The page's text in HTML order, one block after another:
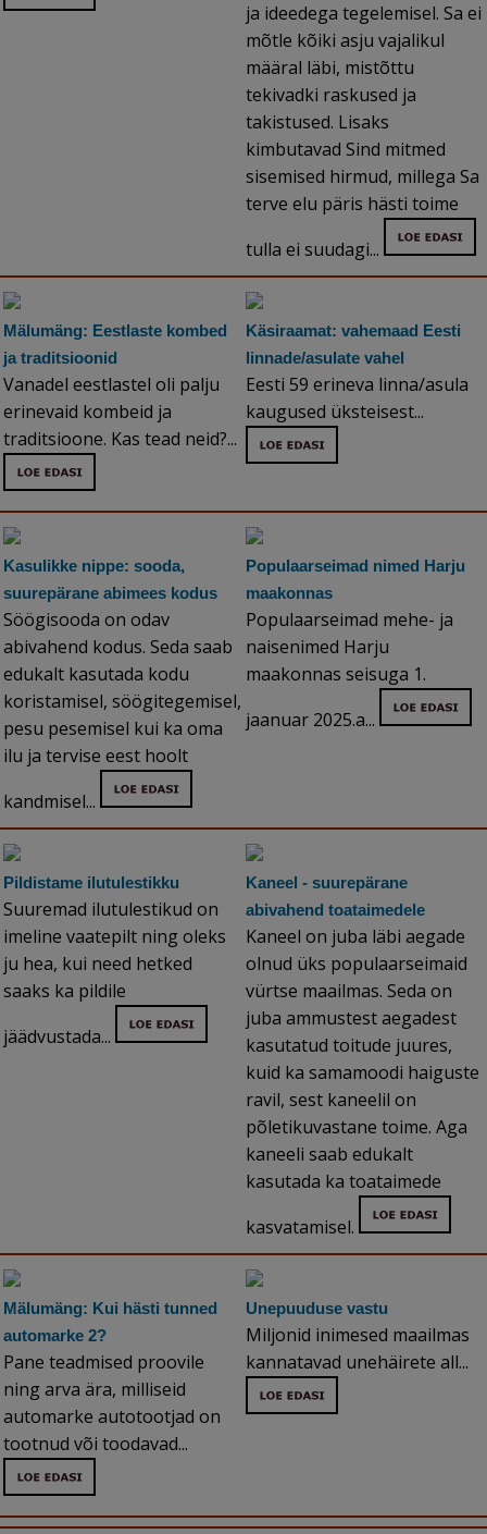
ja ideedega tegelemisel. Sa ei
mõtle kõiki asju vajalikul
määral läbi, mistõttu
tekivadki raskused ja
takistused. Lisaks
kimbutavad Sind mitmed
sisemised hirmud, millega Sa
terve elu päris hästi toime
tulla ei suudagi...
Mälumäng: Eestlaste kombed
ja traditsioonid
Vanadel eestlastel oli palju
erinevaid kombeid ja
traditsioone. Kas tead neid?...
Käsiraamat: vahemaad Eesti
linnade/asulate vahel
Eesti 59 erineva linna/asula
kaugused üksteisest...
Kasulikke nippe: sooda,
suurepärane abimees kodus
Söögisooda on odav
abivahend kodus. Seda saab
edukalt kasutada kodu
koristamisel, söögitegemisel,
pesu pesemisel kui ka oma
ilu ja tervise eest hoolt
kandmisel...
Populaarseimad nimed Harju
maakonnas
Populaarseimad mehe- ja
naisenimed Harju
maakonnas seisuga 1.
jaanuar 2025.a...
Pildistame ilutulestikku
Suuremad ilutulestikud on
imeline vaatepilt ning oleks
ju hea, kui need hetked
saaks ka pildile
jäädvustada...
Kaneel - suurepärane
abivahend toataimedele
Kaneel on juba läbi aegade
olnud üks populaarseimaid
vürtse maailmas. Seda on
juba ammustest aegadest
kasutatud toitude juures,
kuid ka samamoodi haiguste
ravil, sest kaneelil on
põletikuvastane toime. Aga
kaneeli saab edukalt
kasutada ka toataimede
kasvatamisel.
Mälumäng: Kui hästi tunned
automarke 2?
Pane teadmised proovile
ning arva ära, milliseid
automarke autotootjad on
tootnud või toodavad...
Unepuuduse vastu
Miljonid inimesed maailmas
kannatavad unehäirete all...